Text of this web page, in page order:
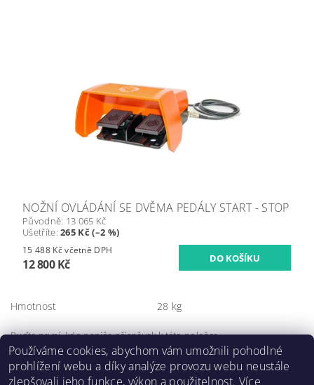
NOŽNÍ OVLÁDÁNÍ SE DVĚMA PEDÁLY START - STOP
Původně: 13 065 Kč
Ušetříte:265 Kč (–2 %)
15 488 Kč včetně DPH
12 800 Kč
Hmotnost 28 kg
Buďte první, kdo napíše příspěvek k této položce.
Přidat komentář
Používáme cookies, abychom vám umožnili pohodlné
prohlížení webu a díky analýze provozu webu neustále
zlepšovali jeho funkce, výkon a použitelnost. Více